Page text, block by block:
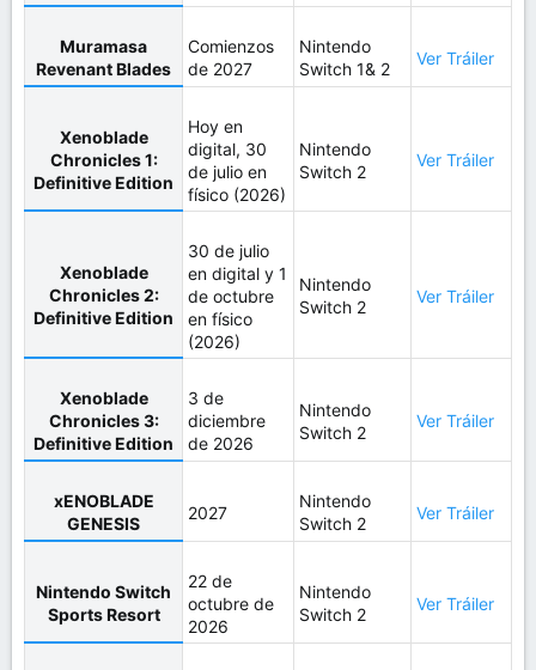
Muramasa
Revenant Blades
Comienzos
de 2027
Nintendo
Switch 1& 2
Ver Tráiler
Xenoblade
Chronicles 1:
Definitive Edition
Hoy en
digital, 30
de julio en
físico (2026)
Nintendo
Switch 2
Ver Tráiler
Xenoblade
Chronicles 2:
Definitive Edition
30 de julio
en digital y 1
de octubre
en físico
(2026)
Nintendo
Switch 2
Ver Tráiler
Xenoblade
Chronicles 3:
Definitive Edition
3 de
diciembre
de 2026
Nintendo
Switch 2
Ver Tráiler
xENOBLADE
GENESIS
2027
Nintendo
Switch 2
Ver Tráiler
Nintendo Switch
Sports Resort
22 de
octubre de
2026
Nintendo
Switch 2
Ver Tráiler